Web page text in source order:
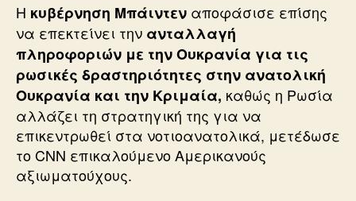
Η κυβέρνηση Μπάιντεν αποφάσισε επίσης
να επεκτείνει την ανταλλαγή
πληροφοριών με την Ουκρανία για τις
ρωσικές δραστηριότητες στην ανατολική
Ουκρανία και την Κριμαία, καθώς η Ρωσία
αλλάζει τη στρατηγική της για να
επικεντρωθεί στα νοτιοανατολικά, μετέδωσε
το CNN επικαλούμενο Αμερικανούς
αξιωματούχους.